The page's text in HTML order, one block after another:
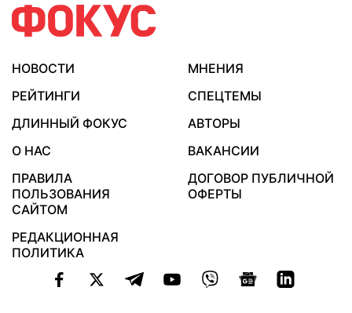
НОВОСТИ
МНЕНИЯ
РЕЙТИНГИ
СПЕЦТЕМЫ
ДЛИННЫЙ ФОКУС
АВТОРЫ
О НАС
ВАКАНСИИ
ПРАВИЛА
ПОЛЬЗОВАНИЯ
САЙТОМ
ДОГОВОР ПУБЛИЧНОЙ
ОФЕРТЫ
РЕДАКЦИОННАЯ
ПОЛИТИКА